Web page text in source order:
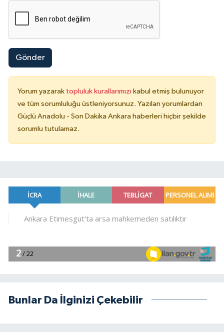
Gönder
Yorum yazarak topluluk kurallarımızı kabul etmiş bulunuyor
ve tüm sorumluluğu üstleniyorsunuz. Yazılan yorumlardan
Güçlü Anadolu - Son Dakika Ankara haberleri hiçbir şekilde
sorumlu tutulamaz.
Bunlar Da İlginizi Çekebilir